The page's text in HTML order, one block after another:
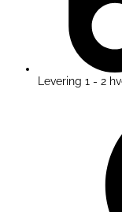
Levering 1 - 2